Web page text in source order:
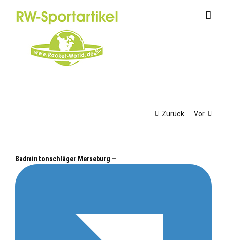
Zurück Vor
Badmintonschläger Merseburg –